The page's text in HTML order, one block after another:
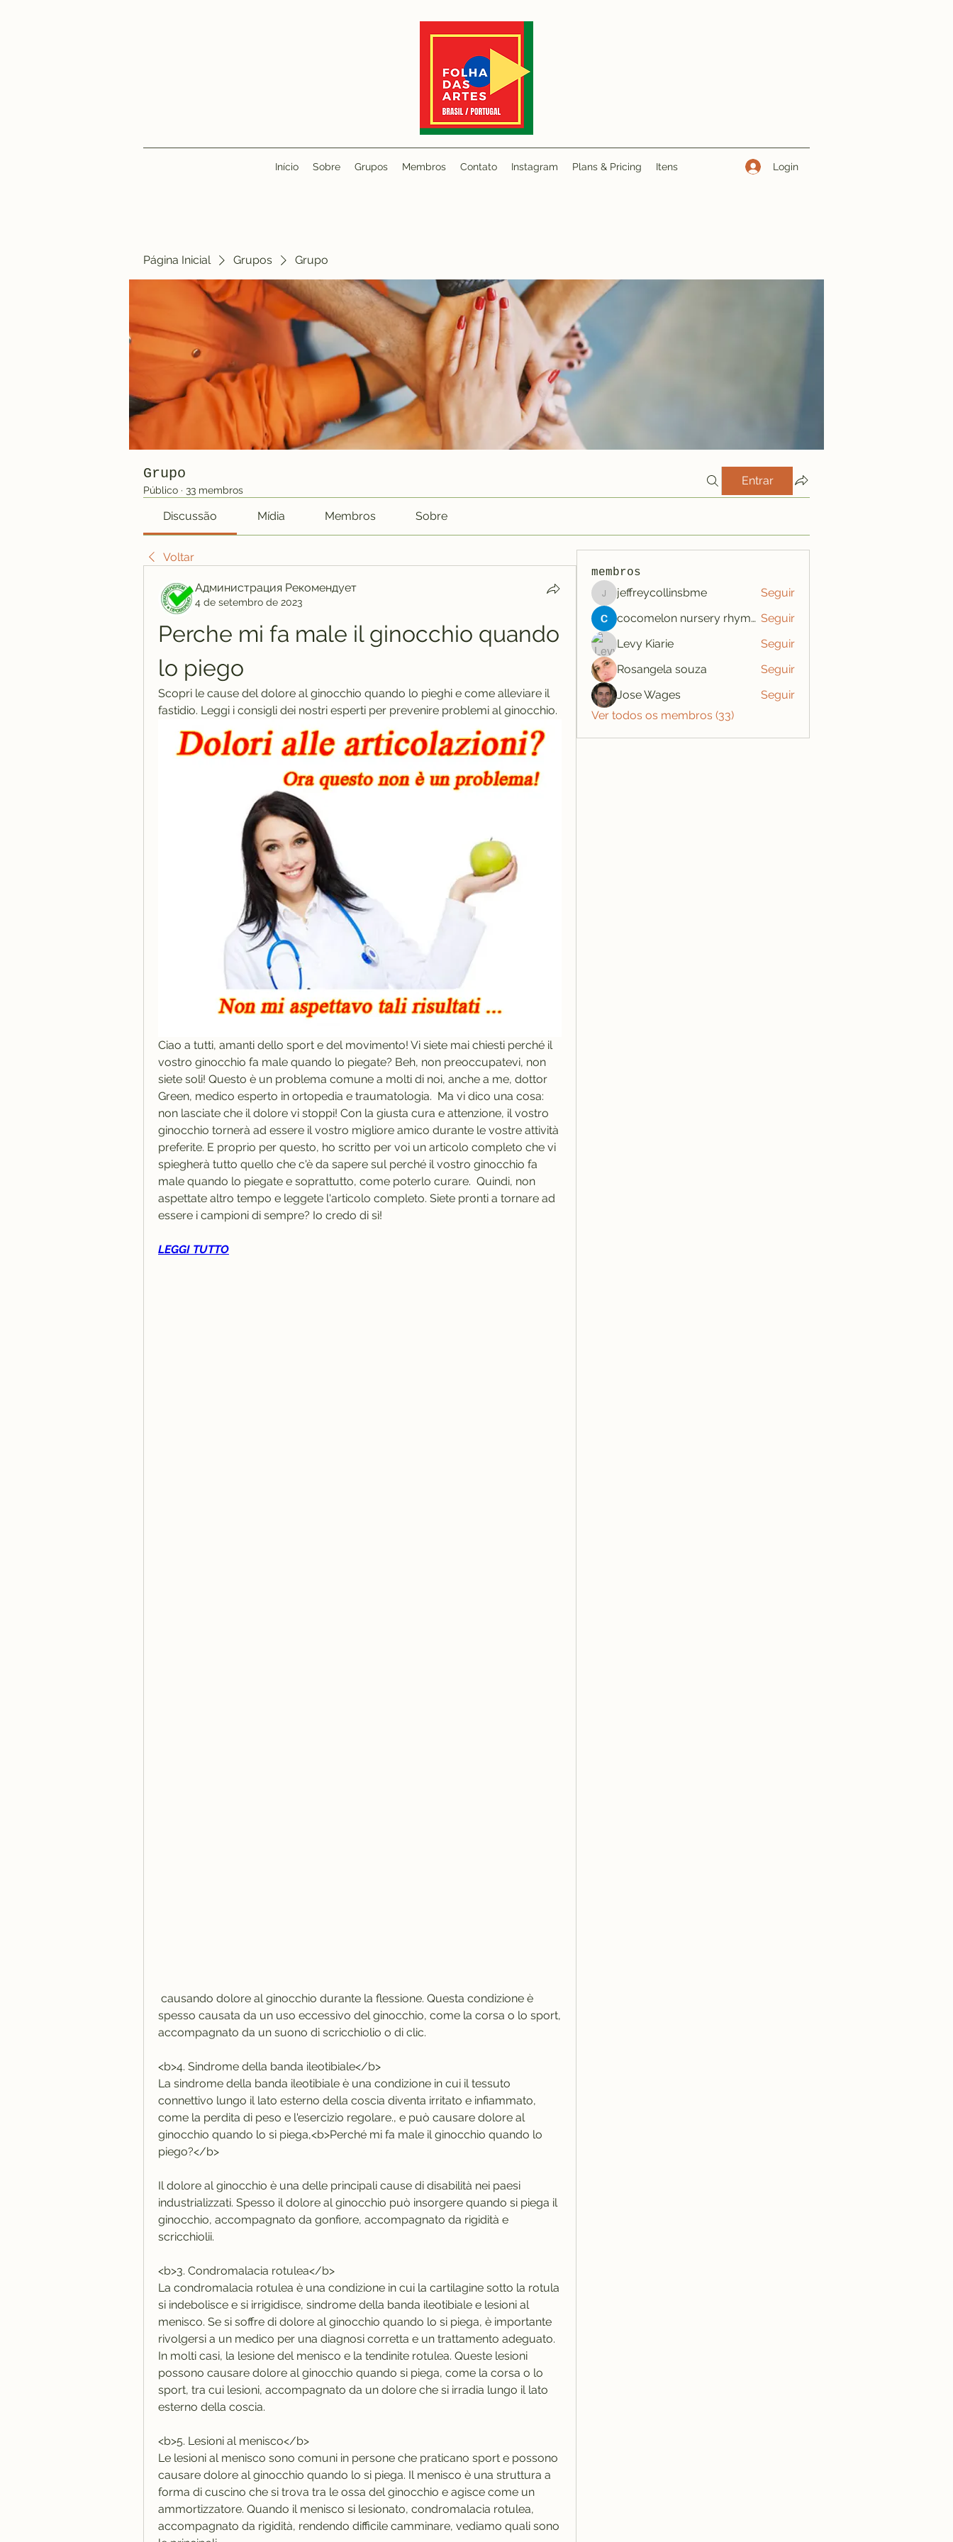
Início Sobre Grupos Membros Contato Instagram Plans & Pricing Itens Login
Página Inicial Grupos Grupo
Grupo
Público · 33 membros
Entrar
Discussão Mídia Membros Sobre
Voltar
Администрация Рекомендует
4 de setembro de 2023
Perche mi fa male il ginocchio quando
lo piego
Scopri le cause del dolore al ginocchio quando lo pieghi e come alleviare il
fastidio. Leggi i consigli dei nostri esperti per prevenire problemi al ginocchio.
Ciao a tutti, amanti dello sport e del movimento! Vi siete mai chiesti perché il
vostro ginocchio fa male quando lo piegate? Beh, non preoccupatevi, non
siete soli! Questo è un problema comune a molti di noi, anche a me, dottor
Green, medico esperto in ortopedia e traumatologia.  Ma vi dico una cosa:
non lasciate che il dolore vi stoppi! Con la giusta cura e attenzione, il vostro
ginocchio tornerà ad essere il vostro migliore amico durante le vostre attività
preferite. E proprio per questo, ho scritto per voi un articolo completo che vi
spiegherà tutto quello che c'è da sapere sul perché il vostro ginocchio fa
male quando lo piegate e soprattutto, come poterlo curare.  Quindi, non
aspettate altro tempo e leggete l'articolo completo. Siete pronti a tornare ad
essere i campioni di sempre? Io credo di sì!
LEGGI TUTTO
spesso causata da un uso eccessivo del ginocchio, come la corsa o lo sport,
accompagnato da un suono di scricchiolio o di clic.
<b>4. Sindrome della banda ileotibiale</b>
La sindrome della banda ileotibiale è una condizione in cui il tessuto
connettivo lungo il lato esterno della coscia diventa irritato e infiammato,
come la perdita di peso e l'esercizio regolare., e può causare dolore al
ginocchio quando lo si piega,<b>Perché mi fa male il ginocchio quando lo
piego?</b>
Il dolore al ginocchio è una delle principali cause di disabilità nei paesi
industrializzati. Spesso il dolore al ginocchio può insorgere quando si piega il
ginocchio, accompagnato da gonfiore, accompagnato da rigidità e
scricchiolii.
<b>3. Condromalacia rotulea</b>
La condromalacia rotulea è una condizione in cui la cartilagine sotto la rotula
si indebolisce e si irrigidisce, sindrome della banda ileotibiale e lesioni al
menisco. Se si soffre di dolore al ginocchio quando lo si piega, è importante
rivolgersi a un medico per una diagnosi corretta e un trattamento adeguato.
In molti casi, la lesione del menisco e la tendinite rotulea. Queste lesioni
possono causare dolore al ginocchio quando si piega, come la corsa o lo
sport, tra cui lesioni, accompagnato da un dolore che si irradia lungo il lato
esterno della coscia.
<b>5. Lesioni al menisco</b>
Le lesioni al menisco sono comuni in persone che praticano sport e possono
causare dolore al ginocchio quando lo si piega. Il menisco è una struttura a
forma di cuscino che si trova tra le ossa del ginocchio e agisce come un
ammortizzatore. Quando il menisco si lesionato, condromalacia rotulea,
accompagnato da rigidità, rendendo difficile camminare, vediamo quali sono
membros
jeffreycollinsbme
jeffreycollinsbme
Seguir
cocomelon nursery rhymes Seguir
Levy Kiarie
Seguir
Rosangela souza
Seguir
Jose Wages
Seguir
Ver todos os membros (33)